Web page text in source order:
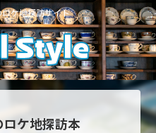
ケ地探訪サイト
ロケ地探訪本